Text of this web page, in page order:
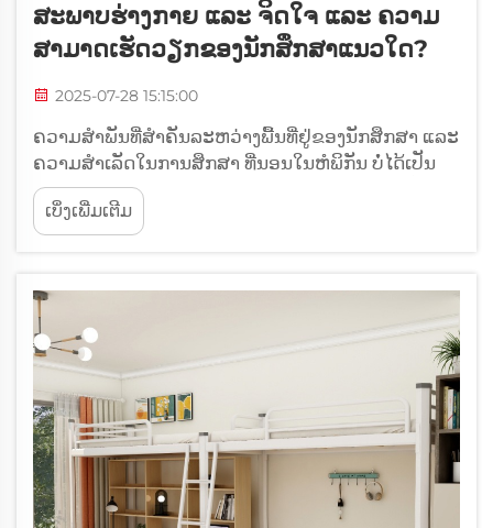
ສະພາບຮ່າງກາຍ ແລະ ຈິດໃຈ ແລະ ຄວາມ
ສາມາດເຮັດວຽກຂອງນັກສຶກສາແນວໃດ?
2025-07-28 15:15:00
ຄວາມສຳພັນທີ່ສຳຄັນລະຫວ່າງພື້ນທີ່ຢູ່ຂອງນັກສຶກສາ ແລະ
ຄວາມສຳເລັດໃນການສຶກສາ ທີ່ນອນໃນຫໍພິກັນ ບໍ່ໄດ້ເປັນ
ພຽງແຕ່ສະຖານທີ່ສຳລັບນອນເທົ່ານັ້ນ - ແຕ່ຍັງກາຍເປັນ
ພື້ນຖານຂອງຊີວິດປະຈຳວັນຂອງນັກສຶກສາຕະຫຼອດ
ເສັ້ນທາງການສຶກສາຂອງເຂົາເຈົ້າ. ເມື່ອມະຫາວິທະຍາໄລ
ເບິ່ງເພີ່ມເຕີມ